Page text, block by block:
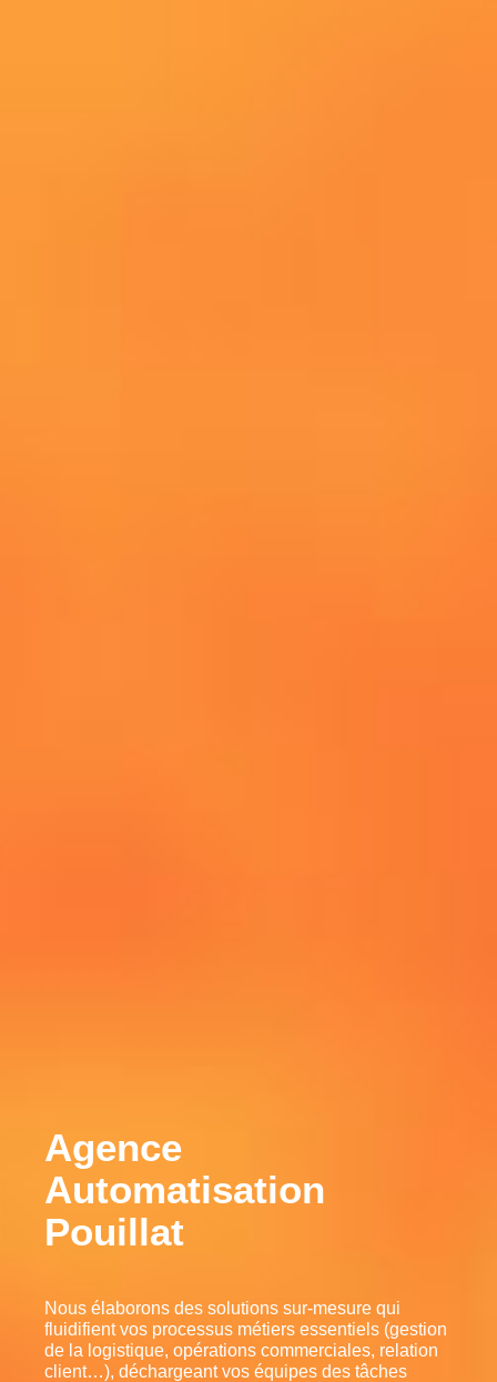
Agence
Automatisation
Pouillat
Nous élaborons des solutions sur-mesure qui
fluidifient vos processus métiers essentiels (gestion
de la logistique, opérations commerciales, relation
client…), déchargeant vos équipes des tâches